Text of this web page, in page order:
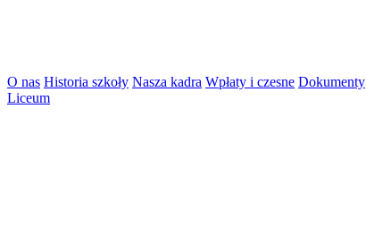
O nas Historia szkoły Nasza kadra Wpłaty i czesne Dokumenty
Liceum